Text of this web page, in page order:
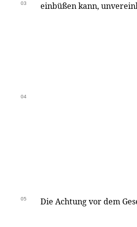
03 einbüßen kann,
04
05 Die Achtung vor dem